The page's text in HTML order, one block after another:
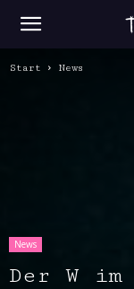
Start News
News
Der W